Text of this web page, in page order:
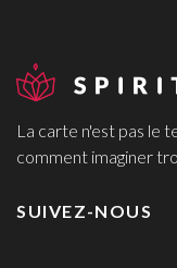
La carte n'est pas le
comment imaginer
SUIVEZ-NOUS